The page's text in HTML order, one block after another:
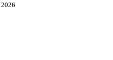
2026